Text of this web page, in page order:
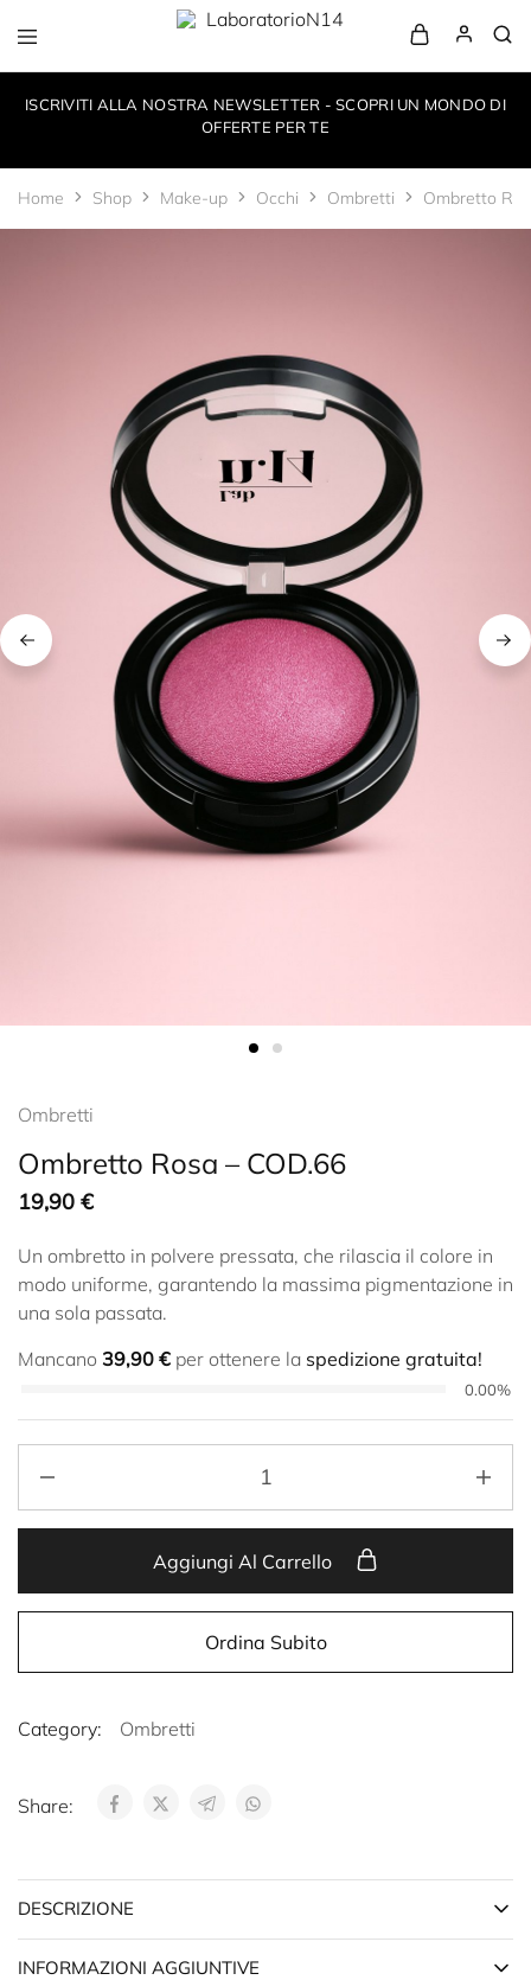
LaboratorioN14
your
make-
ISCRIVITI ALLA NOSTRA NEWSLETTER - SCOPRI UN MONDO DI
OFFERTE PER TE
Home Shop Make-up Occhi Ombretti Ombretto
Ombretti
Ombretto Rosa – COD.66
19,90 €
Un ombretto in polvere pressata, che rilascia il colore in
modo uniforme, garantendo la massima pigmentazione in
una sola passata.
Mancano 39,90 € per ottenere la spedizione gratuita!
0.00%
Aggiungi Al Carrello
Ordina Subito
Category: Ombretti
Share:
DESCRIZIONE
INFORMAZIONI AGGIUNTIVE